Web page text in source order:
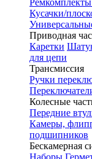
Кусачки/
Приводная
Каретки
для цепи
Трансмиссия
Ручки
Колесные
Передние
Камеры,
подшипников
Бескамерная